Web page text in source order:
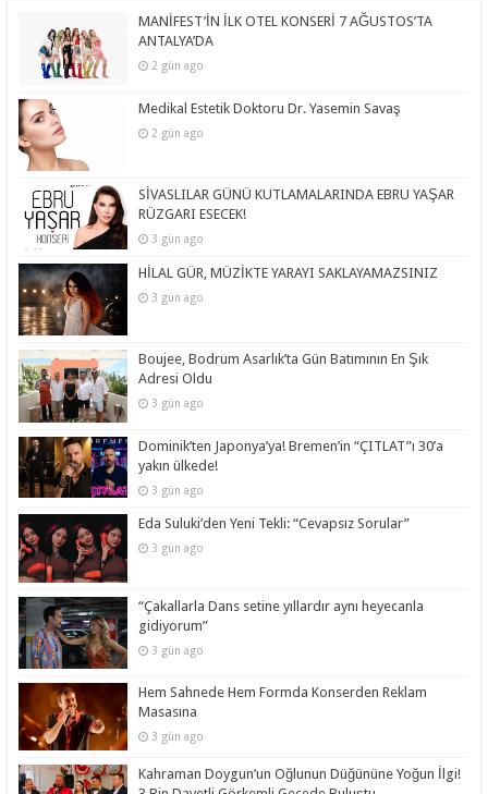
MANİFEST’İN İLK OTEL KONSERİ 7 AĞUSTOS’TA
ANTALYA’DA
2 gün ago
Medikal Estetik Doktoru Dr. Yasemin Savaş
2 gün ago
SİVASLILAR GÜNÜ KUTLAMALARINDA EBRU YAŞAR
RÜZGARI ESECEK!
3 gün ago
HİLAL GÜR, MÜZİKTE YARAYI SAKLAYAMAZSINIZ
3 gün ago
Boujee, Bodrum Asarlık’ta Gün Batımının En Şık
Adresi Oldu
3 gün ago
Dominik’ten Japonya’ya! Bremen’in “ÇITLAT”ı 30’a
yakın ülkede!
3 gün ago
Eda Suluki’den Yeni Tekli: “Cevapsız Sorular”
3 gün ago
“Çakallarla Dans setine yıllardır aynı heyecanla
gidiyorum”
3 gün ago
Hem Sahnede Hem Formda Konserden Reklam
Masasına
3 gün ago
Kahraman Doygun’un Oğlunun Düğününe Yoğun İlgi!